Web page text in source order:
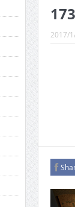
CINEMA×STYLE
CINEMA×STYLE
CINEMA×STYLE
CINEMA×STYLE
2017/